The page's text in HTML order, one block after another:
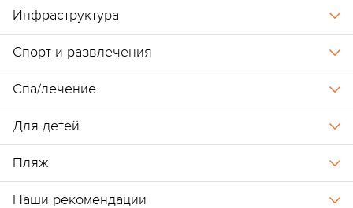
Инфраструктура
Спорт и развлечения
Спа/лечение
Для детей
Пляж
Наши рекомендации